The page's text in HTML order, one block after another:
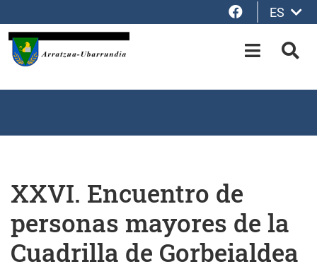
Facebook
ES
OPEN-
XXVI. Encuentro de
personas mayores de la
Cuadrilla de Gorbeialdea